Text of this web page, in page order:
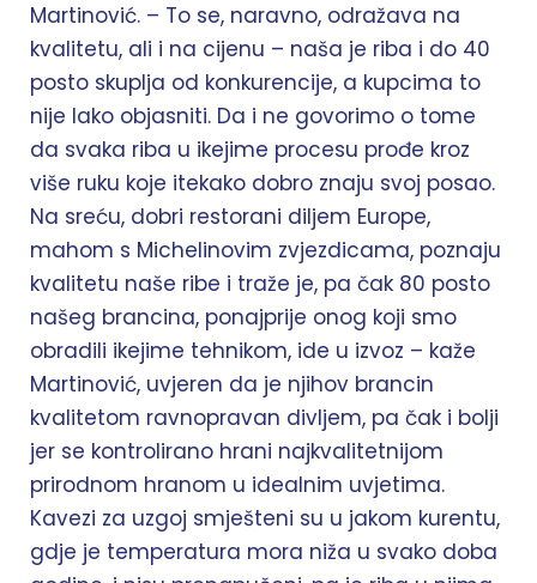
Martinović. – To se, naravno, odražava na
kvalitetu, ali i na cijenu – naša je riba i do 40
posto skuplja od konkurencije, a kupcima to
nije lako objasniti. Da i ne govorimo o tome
da svaka riba u ikejime procesu prođe kroz
više ruku koje itekako dobro znaju svoj posao.
Na sreću, dobri restorani diljem Europe,
mahom s Michelinovim zvjezdicama, poznaju
kvalitetu naše ribe i traže je, pa čak 80 posto
našeg brancina, ponajprije onog koji smo
obradili ikejime tehnikom, ide u izvoz – kaže
Martinović, uvjeren da je njihov brancin
kvalitetom ravnopravan divljem, pa čak i bolji
jer se kontrolirano hrani najkvalitetnijom
prirodnom hranom u idealnim uvjetima.
Kavezi za uzgoj smješteni su u jakom kurentu,
gdje je temperatura mora niža u svako doba